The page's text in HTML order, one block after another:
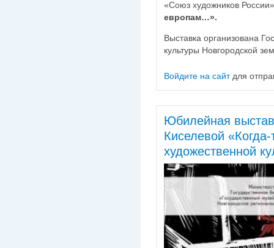
«Союз художников
европам…».
Выставка организована
культуры Новгородской
Войдите на сайтдля
Юбилейная
Киселевой
художественной